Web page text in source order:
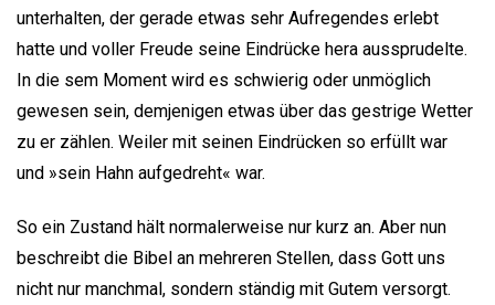
unterhalten, der gerade etwas sehr Aufregendes erlebt
hatte und voller Freude seine Eindrücke hera aussprudelte.
In die sem Moment wird es schwierig oder unmöglich
gewesen sein, demjenigen etwas über das gestrige Wetter
zu er zählen. Weiler mit seinen Eindrücken so erfüllt war
und »sein Hahn aufgedreht« war.
So ein Zustand hält normalerweise nur kurz an. Aber nun
beschreibt die Bibel an mehreren Stellen, dass Gott uns
nicht nur manchmal, sondern ständig mit Gutem versorgt.